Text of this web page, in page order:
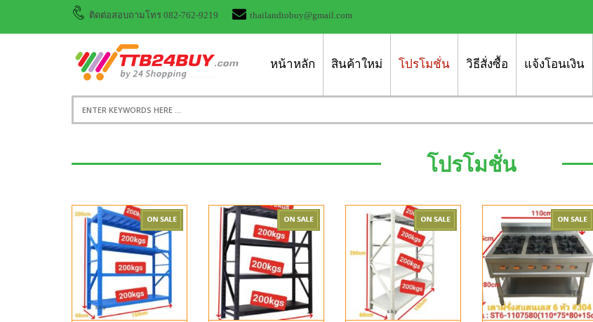
ติดต่อสอบถามโทร 082-762-9219 thailandtobuy@gmail.com
หน้าหลัก สินค้าใหม่ โปรโมชั่น วิธีสั่งซื้อ แจ้งโอนเงิน
โปรโมชั่น